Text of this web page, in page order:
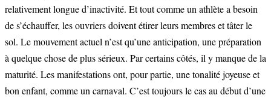
relativement longue d’inactivité. Et tout comme un athlète a besoin
de s’échauffer, les ouvriers doivent étirer leurs membres et tâter le
sol. Le mouvement actuel n’est qu’une anticipation, une préparation
à quelque chose de plus sérieux. Par certains côtés, il y manque de la
maturité. Les manifestations ont, pour partie, une tonalité joyeuse et
bon enfant, comme un carnaval. C’est toujours le cas au début d’une